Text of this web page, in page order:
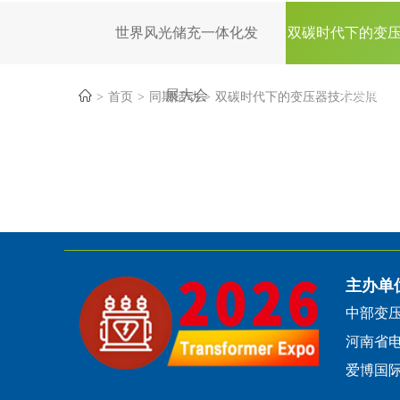
世界风光储充一体化发
展大会
双碳时代下的变
术发展
首页 同期活动 双碳时代下的变压器技术发展
主办单
中部变
河南省
爱博国